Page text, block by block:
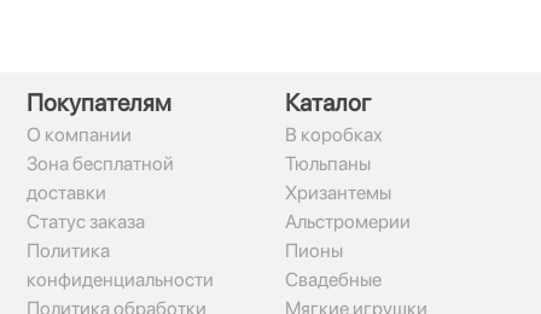
Покупателям
О компании
Зона бесплатной
доставки
Статус заказа
Политика
конфиденциальности
Политика обработки
Каталог
В коробках
Тюльпаны
Хризантемы
Альстромерии
Пионы
Свадебные
Мягкие игрушки